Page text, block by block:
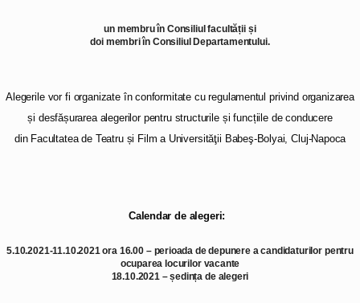
un membru în Consiliul facultății și
doi membri în Consiliul Departamentului.
Alegerile vor fi organizate în conformitate cu regulamentul privind organizarea
și desfășurarea alegerilor pentru structurile și funcțiile de conducere
din Facultatea de Teatru și Film a Universităţii Babeş-Bolyai, Cluj-Napoca
Calendar de alegeri:
5.10.2021-11.10.2021 ora 16.00 – perioada de depunere a candidaturilor pentru
ocuparea locurilor vacante
18.10.2021 – ședința de alegeri